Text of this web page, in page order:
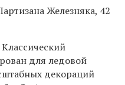
Железняка, 42
для ледовой
декораций